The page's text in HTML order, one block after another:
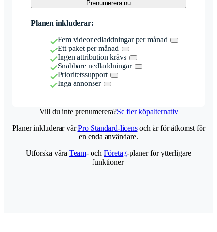
Prenumerera nu
Planen inkluderar:
Fem videonedladdningar per månad
Ett paket per månad
Ingen attribution krävs
Snabbare nedladdningar
Prioritetssupport
Inga annonser
Vill du inte prenumerera?Se fler köpalternativ
Planer inkluderar vårPro Standard-licensoch är för åtkomst för
en enda användare.
Utforska våra Team- och Företag-planer för ytterligare
funktioner.